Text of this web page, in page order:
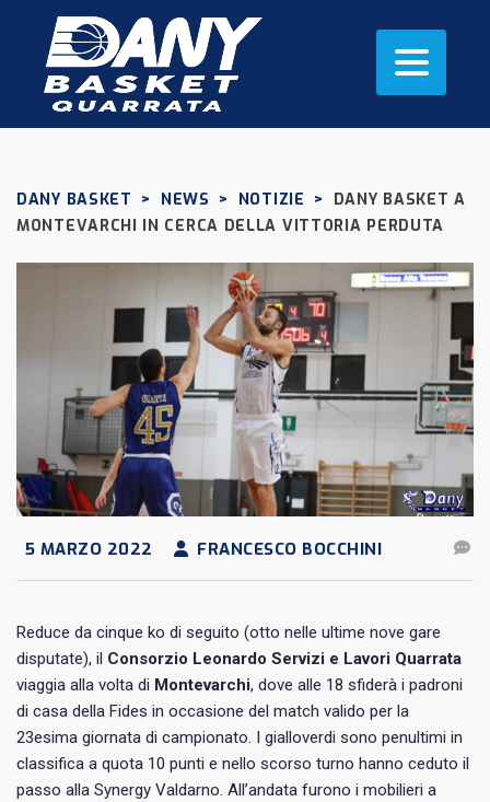
DANY BASKET > NEWS > NOTIZIE >
DANY BASKET A
MONTEVARCHI IN CERCA DELLA VITTORIA PERDUTA
5 MARZO 2022 FRANCESCO BOCCHINI
Reduce da cinque ko di seguito (otto nelle ultime nove gare
disputate), il Consorzio Leonardo Servizi e Lavori Quarrata
viaggia alla volta di Montevarchi, dove alle 18 sfiderà i padroni
di casa della Fides in occasione del match valido per la
23esima giornata di campionato. I gialloverdi sono penultimi in
classifica a quota 10 punti e nello scorso turno hanno ceduto il
passo alla Synergy Valdarno. All’andata furono i mobilieri a